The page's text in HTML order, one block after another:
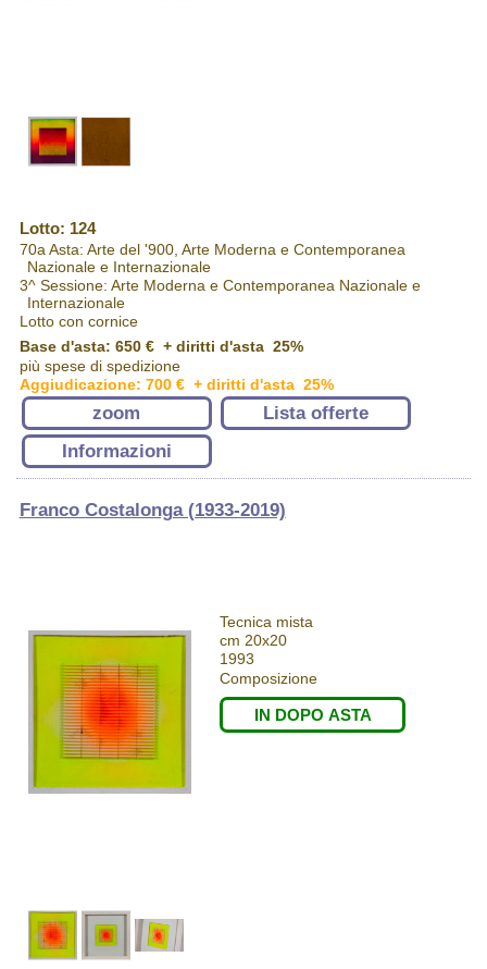
Lotto: 124
70a Asta: Arte del '900, Arte Moderna e Contemporanea
Nazionale e Internazionale
3^ Sessione: Arte Moderna e Contemporanea Nazionale e
Internazionale
Lotto con cornice
Base d'asta: 650 € + diritti d'asta 25%
più spese di spedizione
Aggiudicazione: 700 € + diritti d'asta 25%
zoom
Lista offerte
Informazioni
Franco Costalonga (1933-2019)
Tecnica mista
cm 20x20
1993
Composizione
IN DOPO ASTA